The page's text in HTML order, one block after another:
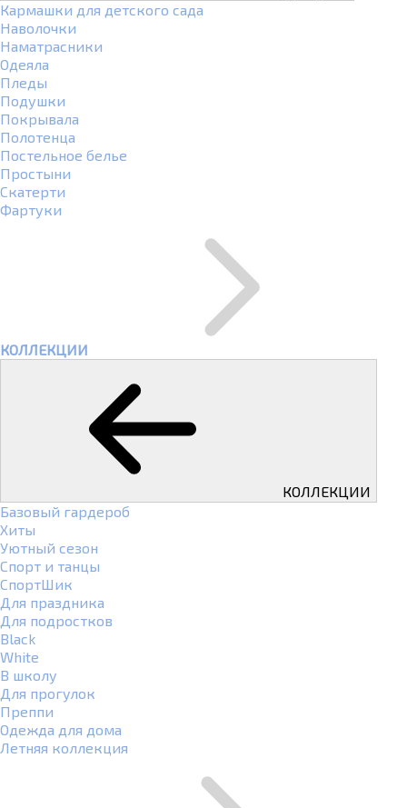
Кармашки для детского сада
Наволочки
Наматрасники
Одеяла
Пледы
Подушки
Покрывала
Полотенца
Постельное белье
Простыни
Скатерти
Фартуки
КОЛЛЕКЦИИ
КОЛЛЕКЦИИ
Базовый гардероб
Хиты
Уютный сезон
Спорт и танцы
СпортШик
Для праздника
Для подростков
Black
White
В школу
Для прогулок
Преппи
Одежда для дома
Летняя коллекция